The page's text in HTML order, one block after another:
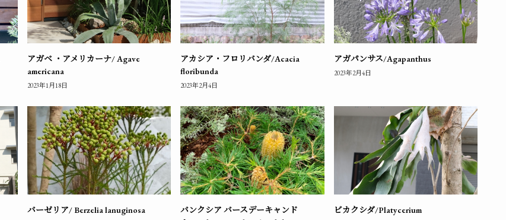
アガベ ・アメリカーナ/ Agave
americana
2023年1月18日
アカシア・フロリバンダ/Acacia
floribunda
2023年2月4日
アガパンサス/Agapanthus
2023年2月4日
バーゼリア/ Berzelia lanuginosa
バンクシア バースデーキャンド
ビカクシダ/Platycerium